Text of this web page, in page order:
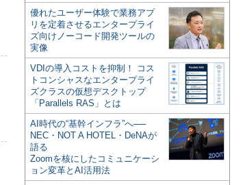
優れたユーザー体験で業務アプ
リを定着させるエンタープライ
ズ向けノーコード開発ツールの
実像
VDIの導入コストを抑制！ コス
トコンシャスなエンタープライ
ズクラスの仮想デスクトップ
「Parallels RAS」とは
AI時代の“基幹インフラ”へ──
NEC・NOT A HOTEL・DeNAが
語る
Zoomを核にしたコミュニケーシ
ョン変革とAI活用法